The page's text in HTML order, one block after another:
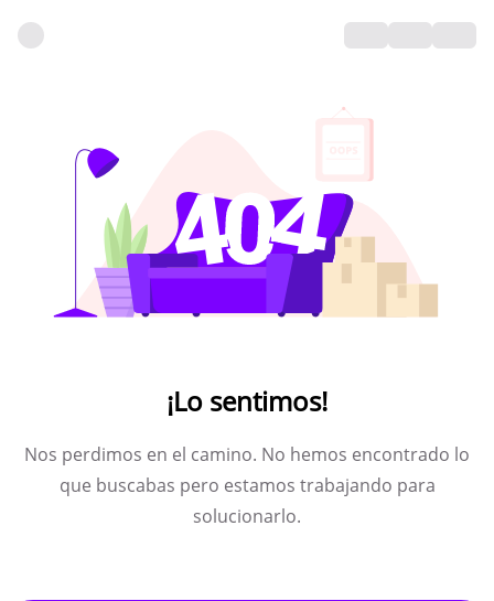
¡Lo sentimos!
Nos perdimos en el camino. No hemos encontrado lo
que buscabas pero estamos trabajando para
solucionarlo.